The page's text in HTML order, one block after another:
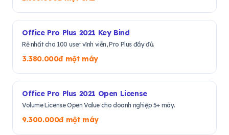
Office Pro Plus 2021 Key Bind
Rẻ nhất cho 100 user vĩnh viễn, Pro Plus đầy đủ.
3.380.000đ một máy
Office Pro Plus 2021 Open License
Volume License Open Value cho doanh nghiệp 5+ máy.
9.300.000đ một máy